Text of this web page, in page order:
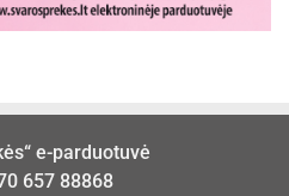
e-parduotuvė
657 88868